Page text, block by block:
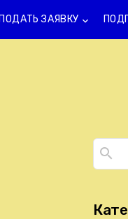
ПОДАТЬ ЗАЯВКУ keyboard_arrow_down